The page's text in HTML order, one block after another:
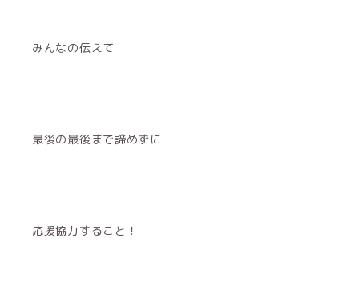
みんなの伝えて
最後の最後まで諦めずに
応援協力すること！